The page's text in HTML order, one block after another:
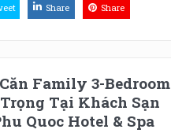
Share Share
Family 3-
Tại Khách Sạn
Quoc Hotel & Spa